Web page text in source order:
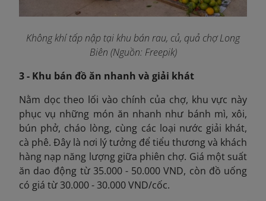
Không khí tấp nập tại khu bán rau, củ, quả chợ Long
Biên (Nguồn: Freepik)
3 - Khu bán đồ ăn nhanh và giải khát
Nằm dọc theo lối vào chính của chợ, khu vực này
phục vụ những món ăn nhanh như bánh mì, xôi,
bún phở, cháo lòng, cùng các loại nước giải khát,
cà phê. Đây là nơi lý tưởng để tiểu thương và khách
hàng nạp năng lượng giữa phiên chợ. Giá một suất
ăn dao động từ 35.000 - 50.000 VND, còn đồ uống
có giá từ 30.000 - 30.000 VND/cốc.